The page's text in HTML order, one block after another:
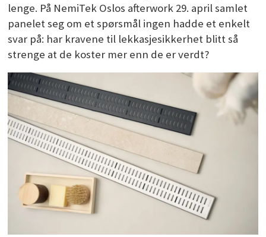
lenge. På NemiTek Oslos afterwork 29. april samlet
panelet seg om et spørsmål ingen hadde et enkelt
svar på: har kravene til lekkasjesikkerhet blitt så
strenge at de koster mer enn de er verdt?